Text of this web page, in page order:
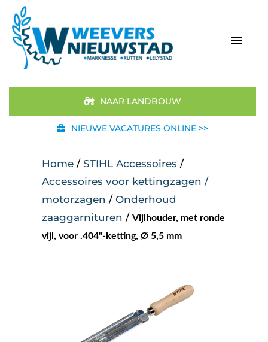
naar
inhoud
Aanbod
STIHL
Occasions
Over ons
NAAR LANDBOUW
NIEUWE VACATURES ONLINE >>
Home / STIHL Accessoires /
Accessoires voor kettingzagen /
motorzagen / Onderhoud
zaaggarnituren / Vijlhouder, met ronde
vijl, voor .404"-ketting, Ø 5,5 mm